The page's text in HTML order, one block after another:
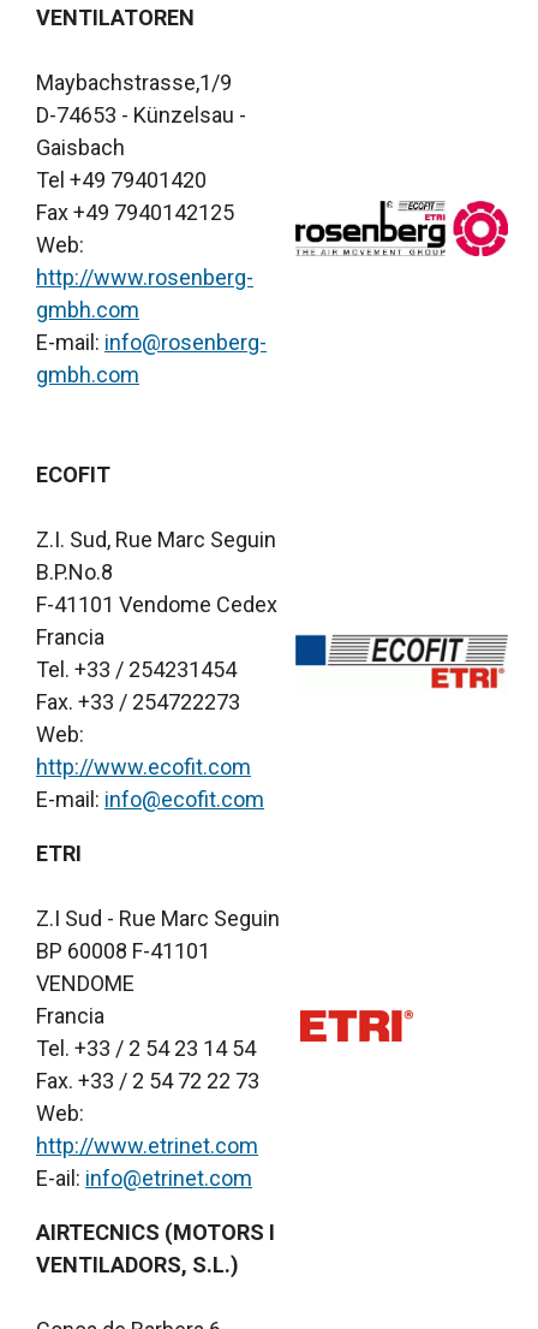
VENTILATOREN
Maybachstrasse,1/9
D-74653 - Künzelsau -
Gaisbach
Tel +49 79401420
Fax +49 7940142125
Web:
http://www.rosenberg-
gmbh.com
E-mail: info@rosenberg-
gmbh.com
ECOFIT
Z.I. Sud, Rue Marc Seguin
B.P.No.8
F-41101 Vendome Cedex
Francia
Tel. +33 / 254231454
Fax. +33 / 254722273
Web:
http://www.ecofit.com
E-mail: info@ecofit.com
ETRI
Z.I Sud - Rue Marc Seguin
BP 60008 F-41101
VENDOME
Francia
Tel. +33 / 2 54 23 14 54
Fax. +33 / 2 54 72 22 73
Web:
http://www.etrinet.com
E-ail: info@etrinet.com
AIRTECNICS (MOTORS I
VENTILADORS, S.L.)